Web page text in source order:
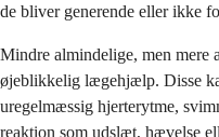
de bliver generende eller ikke
Mindre almindelige, men
øjeblikkelig lægehjælp. Disse
uregelmæssig hjerterytme,
reaktion som udslæt, hævelse